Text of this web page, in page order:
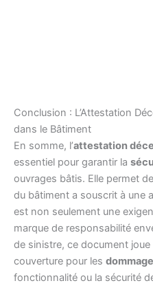
Conclusion : L’Attestation
dans le Bâtiment
En somme, l’attestation
essentiel pour garantir la
ouvrages bâtis. Elle permet
du bâtiment a souscrit à une
est non seulement une
marque de responsabilité
de sinistre, ce document
couverture pour les
fonctionnalité ou la sécurité